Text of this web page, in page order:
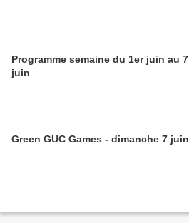
Programme semaine du 1er juin au 7
juin
Green GUC Games - dimanche 7 juin